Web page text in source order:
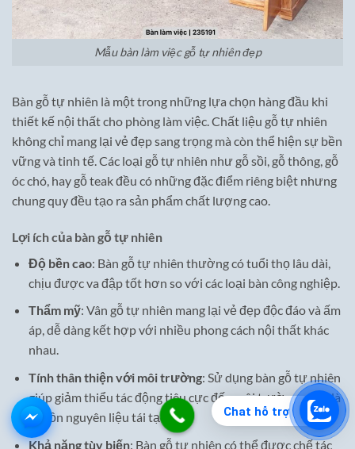
Chat hỗ trợ
Mẫu bàn làm việc gỗ tự nhiên đẹp
Bàn gỗ tự nhiên là một trong những lựa chọn hàng đầu khi
thiết kế nội thất cho phòng làm việc. Chất liệu gỗ tự nhiên
không chỉ mang lại vẻ đẹp sang trọng mà còn thể hiện sự bền
vững và tinh tế. Các loại gỗ tự nhiên như gỗ sồi, gỗ thông, gỗ
óc chó, hay gỗ teak đều có những đặc điểm riêng biệt nhưng
chung quy đều tạo ra sản phẩm chất lượng cao.
Lợi ích của bàn gỗ tự nhiên
Độ bền cao: Bàn gỗ tự nhiên thường có tuổi thọ lâu dài,
chịu được va đập tốt hơn so với các loại bàn công nghiệp.
Thẩm mỹ: Vân gỗ tự nhiên mang lại vẻ đẹp độc đáo và ấm
áp, dễ dàng kết hợp với nhiều phong cách nội thất khác
nhau.
Tính thân thiện với môi trường: Sử dụng bàn gỗ tự nhiên
giúp giảm thiểu tác động tiêu cực đến môi trường, vì nó là
nguồn nguyên liệu tái tạo.
Khả năng tùy biến: Bàn gỗ tự nhiên có thể được chế tác